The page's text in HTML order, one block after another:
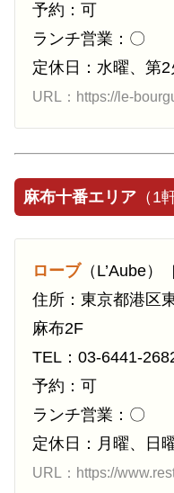
予約：可
ランチ営業：〇
定休日：水曜、第2
URL：https://le-
麻布十番エリア （1
ローブ（L’Aube）
住所：東京都港区
麻布2F
TEL：03-6441-
予約：可
ランチ営業：〇
定休日：月曜、日
URL：https://